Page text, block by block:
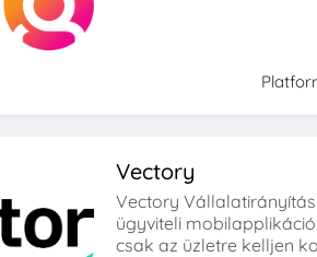
Vectory
Vectory
ügyviteli
csak az üzletre kelljen